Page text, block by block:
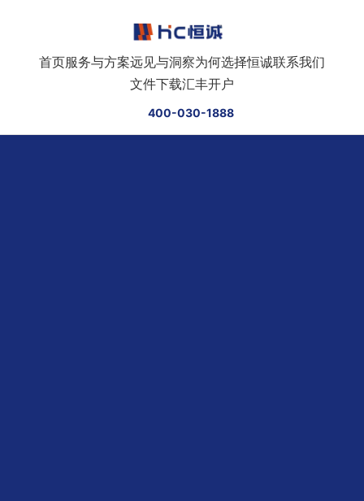
首页服务与方案远见与洞察为何选择恒诚联系我们
文件下载汇丰开户
400-030-1888